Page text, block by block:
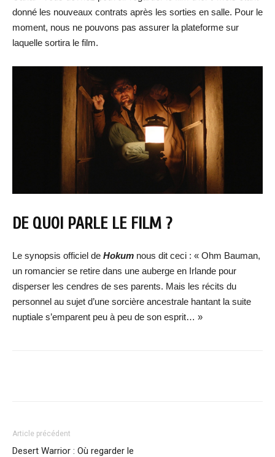
donné les nouveaux contrats après les sorties en salle. Pour le
moment, nous ne pouvons pas assurer la plateforme sur
laquelle sortira le film.
DE QUOI PARLE LE FILM ?
Le synopsis officiel de Hokum nous dit ceci : « Ohm Bauman,
un romancier se retire dans une auberge en Irlande pour
disperser les cendres de ses parents. Mais les récits du
personnel au sujet d’une sorcière ancestrale hantant la suite
nuptiale s’emparent peu à peu de son esprit… »
Article précédent
Desert Warrior : Où regarder le